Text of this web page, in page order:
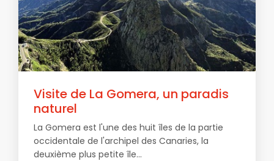
Visite de La Gomera, un paradis
naturel
La Gomera est l'une des huit îles de la partie
occidentale de l'archipel des Canaries, la
deuxième plus petite île...